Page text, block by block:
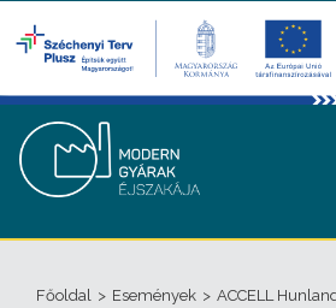
Főoldal > Események > ACCELL